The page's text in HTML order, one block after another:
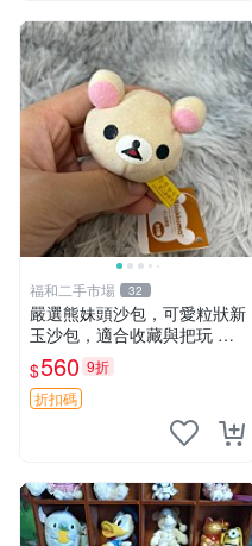
福和二手市場 32
嚴選熊妹頭沙包，可愛粒狀新
玉沙包，適合收藏與把玩 熊
妹 沙包 玉石
$560 9折
折扣碼